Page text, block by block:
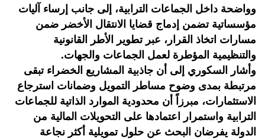
وواضحة داخل الجماعات الترابية، إلى جانب إرساء آليات
مؤسساتية تضمن إدماج قضايا الانتقال الأخضر ضمن
مسارات اتخاذ القرار، عبر تطوير الأطر القانونية
والتنظيمية المؤطرة لعمل الجماعات والجهات.
وأشار السكوري إلى أن جاذبية المشاريع الخضراء تبقى
مرتبطة بمدى وضوح مساطر التمويل وضمانات استرجاع
الاستثمارات، مبرزاً أن محدودية الموارد الذاتية للجماعات
الترابية واستمرار اعتمادها على التحويلات المالية من
الدولة يفرضان البحث عن حلول تمويلية أكثر نجاعة